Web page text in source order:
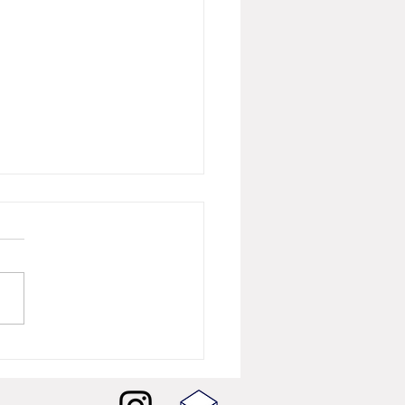
셰이드 5종 출시